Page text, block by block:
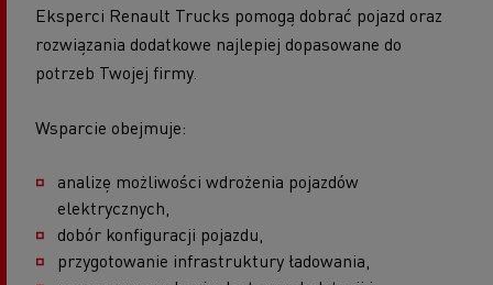
Eksperci Renault Trucks pomogą dobrać pojazd oraz
rozwiązania dodatkowe najlepiej dopasowane do
potrzeb Twojej firmy.
Wsparcie obejmuje:
analizę możliwości wdrożenia pojazdów
elektrycznych,
dobór konfiguracji pojazdu,
przygotowanie infrastruktury ładowania,